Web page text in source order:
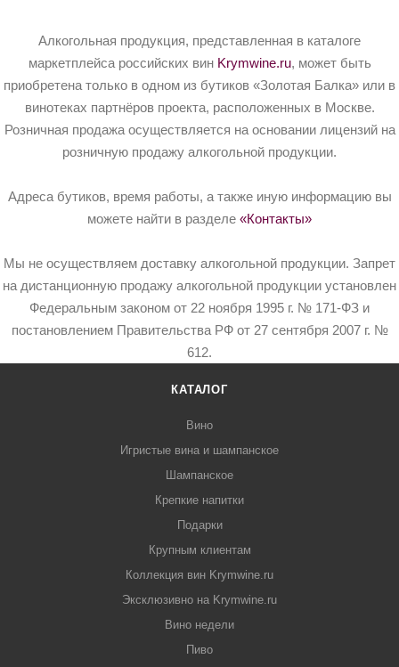
Алкогольная продукция, представленная в каталоге
маркетплейса российских вин Krymwine.ru, может быть
приобретена только в одном из бутиков «Золотая Балка» или в
винотеках партнёров проекта, расположенных в Москве.
Розничная продажа осуществляется на основании лицензий на
розничную продажу алкогольной продукции.
Адреса бутиков, время работы, а также иную информацию вы
можете найти в разделе «Контакты»
Мы не осуществляем доставку алкогольной продукции. Запрет
на дистанционную продажу алкогольной продукции установлен
Федеральным законом от 22 ноября 1995 г. № 171-ФЗ и
постановлением Правительства РФ от 27 сентября 2007 г. №
612.
КАТАЛОГ
Вино
Игристые вина и шампанское
Шампанское
Крепкие напитки
Подарки
Крупным клиентам
Коллекция вин Krymwine.ru
Эксклюзивно на Krymwine.ru
Вино недели
Пиво